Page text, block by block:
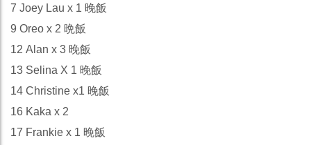
7 Joey Lau x 1 晚飯
9 Oreo x 2 晩飯
12 Alan x 3 晚飯
13 Selina X 1 晚飯
14 Christine x1 晚飯
16 Kaka x 2
17 Frankie x 1 晚飯